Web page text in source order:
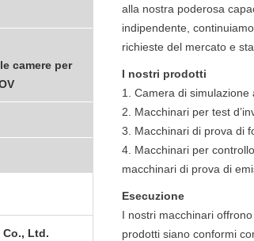
alla nostra poderosa
indipendente,
richieste del mercato e
I nostri prodotti
1. Camera di simulazione
2. Macchinari per test
3. Macchinari di prova di
4. Macchinari per
macchinari di prova di
Esecuzione
I nostri macchinari
prodotti siano conformi
camere per
Ltd.